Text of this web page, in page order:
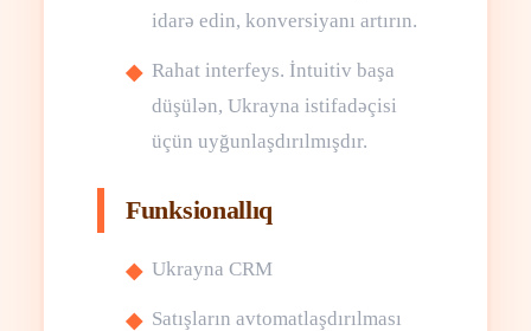
idarə edin, konversiyanı artırın.
Rahat interfeys. İntuitiv başa
düşülən, Ukrayna istifadəçisi
üçün uyğunlaşdırılmışdır.
Funksionallıq
Ukrayna CRM
Satışların avtomatlaşdırılması